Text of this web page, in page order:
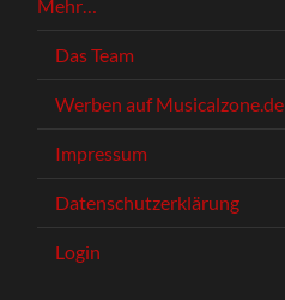
Mehr…
Das Team
Werben auf Musicalzone.de
Impressum
Datenschutzerklärung
Login